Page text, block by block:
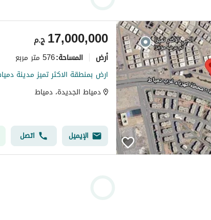
ج.م17,000,000
أرض المساحة:576 متر مربع
دمياط الجديدة، دمياط
الإيميل اتصل